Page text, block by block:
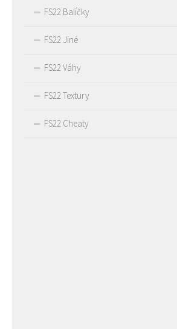
FS22 Balíčky
FS22 Jiné
FS22 Váhy
FS22 Textury
FS22 Cheaty